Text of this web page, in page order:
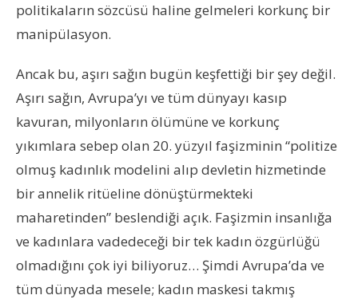
politikaların sözcüsü haline gelmeleri korkunç bir
manipülasyon.
Ancak bu, aşırı sağın bugün keşfettiği bir şey değil.
Aşırı sağın, Avrupa’yı ve tüm dünyayı kasıp
kavuran, milyonların ölümüne ve korkunç
yıkımlara sebep olan 20. yüzyıl faşizminin “politize
olmuş kadınlık modelini alıp devletin hizmetinde
bir annelik ritüeline dönüştürmekteki
maharetinden” beslendiği açık. Faşizmin insanlığa
ve kadınlara vadedeceği bir tek kadın özgürlüğü
olmadığını çok iyi biliyoruz… Şimdi Avrupa’da ve
tüm dünyada mesele; kadın maskesi takmış